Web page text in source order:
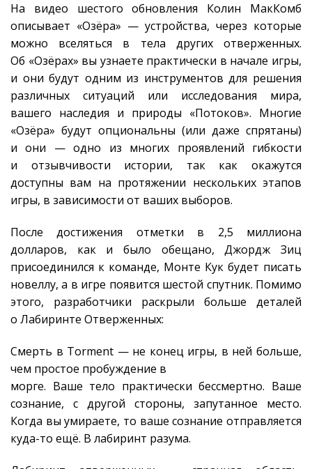
На видео шестого обновления Колин МакКомб
описывает «Озёра» — устройства, через которые
можно вселяться в тела других отверженных.
Об «Озёрах» вы узнаете практически в начале игры,
и они будут одним из инструментов для решения
различных ситуаций или исследования мира,
вашего наследия и природы «Потоков». Многие
«Озёра» будут опциональны (или даже спрятаны)
и они — одно из многих проявлений гибкости
и отзывчивости истории, так как окажутся
доступны вам на протяжении нескольких этапов
игры, в зависимости от ваших выборов.
После достижения отметки в 2,5 миллиона
долларов, как и было обещано, Джордж Зиц
присоединился к команде, Монте Кук будет писать
новеллу, а в игре появится шестой спутник. Помимо
этого, разработчики раскрыли больше деталей
о Лабиринте Отверженных:
Смерть в Torment — не конец игры, в ней больше,
чем простое пробуждение в
морге. Ваше тело практически бессмертно. Ваше
сознание, с другой стороны, запутанное место.
Когда вы умираете, то ваше сознание отправляется
куда-то ещё. В лабиринт разума.